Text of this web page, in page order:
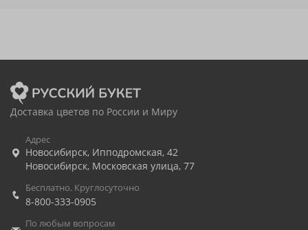
Доставка цветов по России и Миру
Адрес
Новосибирск, Ипподромская, 42
Новосибирск, Московская улица, 77
Бесплатно. Круглосуточно
8-800-333-0905
По любым вопросам